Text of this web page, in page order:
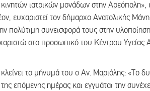
ιατρικών μονάδων στην
ευχαριστεί τον δήμαρχο Ανατολικής
πολύτιμη συνεισφορά τους στην
στο προσωπικό του Κέντρου
το μήνυμά του ο Αν. Μαριόλης: «Το
επόμενης ημέρας και εγγυάται την